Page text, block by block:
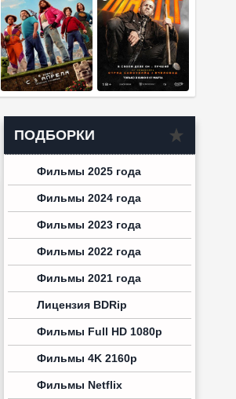
ПОДБОРКИ
Фильмы 2025 года
Фильмы 2024 года
Фильмы 2023 года
Фильмы 2022 года
Фильмы 2021 года
Лицензия BDRip
Фильмы Full HD 1080p
Фильмы 4K 2160p
Фильмы Netflix